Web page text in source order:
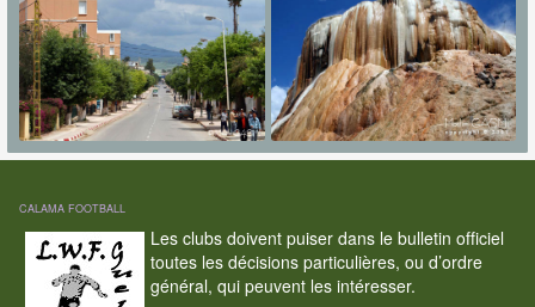
CALAMA FOOTBALL
Les clubs doivent puiser dans le bulletin officiel
toutes les décisions particulières, ou d’ordre
général, qui peuvent les intéresser.